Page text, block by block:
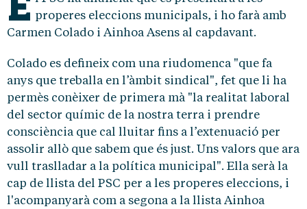
properes eleccions municipals, i ho farà amb
Carmen Colado i Ainhoa Asens al capdavant.
Colado es defineix com una riudomenca "que fa
anys que treballa en l’àmbit sindical", fet que li ha
permès conèixer de primera mà "la realitat laboral
del sector químic de la nostra terra i prendre
consciència que cal lluitar fins a l’extenuació per
assolir allò que sabem que és just. Uns valors que ara
vull traslladar a la política municipal". Ella serà la
cap de llista del PSC per a les properes eleccions, i
l'acompanyarà com a segona a la llista Ainhoa